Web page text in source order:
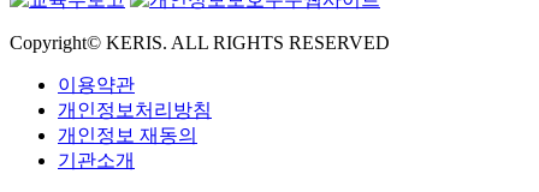
Copyright© KERIS. ALL RIGHTS RESERVED
이용약관
개인정보처리방침
개인정보 재동의
기관소개